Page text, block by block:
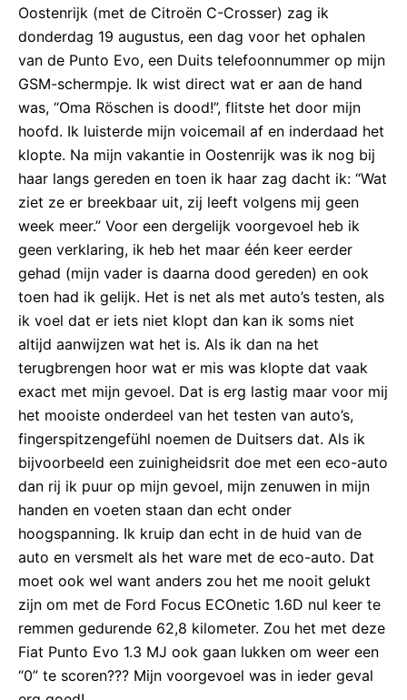
Oostenrijk (met de Citroën C-Crosser) zag ik
donderdag 19 augustus, een dag voor het ophalen
van de Punto Evo, een Duits telefoonnummer op mijn
GSM-schermpje. Ik wist direct wat er aan de hand
was, “Oma Röschen is dood!”, flitste het door mijn
hoofd. Ik luisterde mijn voicemail af en inderdaad het
klopte. Na mijn vakantie in Oostenrijk was ik nog bij
haar langs gereden en toen ik haar zag dacht ik: “Wat
ziet ze er breekbaar uit, zij leeft volgens mij geen
week meer.” Voor een dergelijk voorgevoel heb ik
geen verklaring, ik heb het maar één keer eerder
gehad (mijn vader is daarna dood gereden) en ook
toen had ik gelijk. Het is net als met auto’s testen, als
ik voel dat er iets niet klopt dan kan ik soms niet
altijd aanwijzen wat het is. Als ik dan na het
terugbrengen hoor wat er mis was klopte dat vaak
exact met mijn gevoel. Dat is erg lastig maar voor mij
het mooiste onderdeel van het testen van auto’s,
fingerspitzengefühl noemen de Duitsers dat. Als ik
bijvoorbeeld een zuinigheidsrit doe met een eco-auto
dan rij ik puur op mijn gevoel, mijn zenuwen in mijn
handen en voeten staan dan echt onder
hoogspanning. Ik kruip dan echt in de huid van de
auto en versmelt als het ware met de eco-auto. Dat
moet ook wel want anders zou het me nooit gelukt
zijn om met de Ford Focus ECOnetic 1.6D nul keer te
remmen gedurende 62,8 kilometer. Zou het met deze
Fiat Punto Evo 1.3 MJ ook gaan lukken om weer een
“0” te scoren??? Mijn voorgevoel was in ieder geval